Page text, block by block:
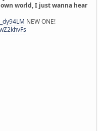
world, I just wanna hear
NEW ONE!